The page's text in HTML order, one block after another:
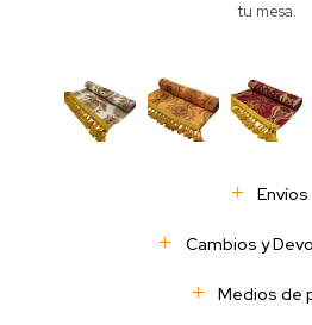
tu mesa.
Envíos
Cambios y
Medios de